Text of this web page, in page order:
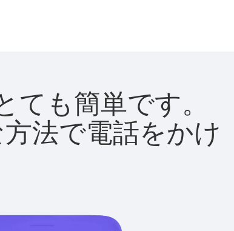
も簡単です。
法で電話をかけ